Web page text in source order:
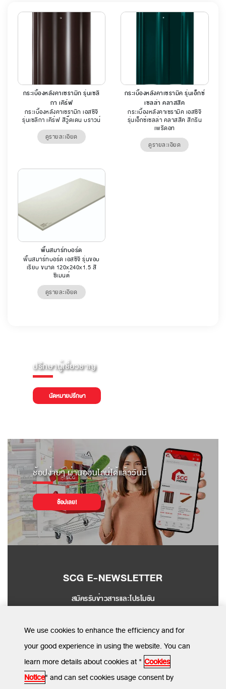
กระเบื้องหลังคาเซรามิก รุ่นเซลิ
กา เคิร์ฟ
กระเบื้องหลังคาเซรามิก เอสซีจี
รุ่นเซลิกา เคิร์ฟ สีวู๊ดเดน บราวน์
ดูรายละเอียด
กระเบื้องหลังคาเซรามิค รุ่นเอ็กซ์
เซลล่า คลาสสิค
กระเบื้องหลังคาเซรามิค เอสซีจี
รุ่นเอ็กซ์เซลล่า คลาสสิค สีกรีน
เพริดอท
ดูรายละเอียด
พื้นสมาร์ทบอร์ด
พื้นสมาร์ทบอร์ด เอสซีจี รุ่นขอบ
เรียบ ขนาด 120x240x1.5 สี
ซีเมนต์
ดูรายละเอียด
ปรึกษาผู้เชี่ยวชาญ
นัดหมายปรึกษา
ช้อปง่ายๆ ผ่านออนไลน์ได้แล้ววันนี้
ช้อปเลย!
SCG E-NEWSLETTER
สมัครรับข่าวสารและโปรโมชัน
SEND
We use cookies to enhance the efficiency and for
your good experience in using the website. You can
learn more details about cookies at " Cookies
Notice" and can set cookies usage consent by